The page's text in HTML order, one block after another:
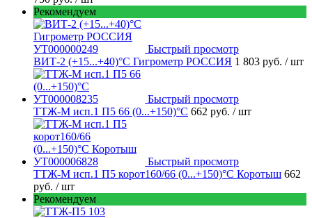
Рекомендуем
Быстрый просмотр
ВИТ-2 (+15...+40)°С Гигрометр РОССИЯ 1 803 руб. / шт
Быстрый просмотр
ТТЖ-М исп.1 П5 66 (0...+150)°С 662 руб. / шт
Быстрый просмотр
ТТЖ-М исп.1 П5 корот160/66 (0...+150)°С Коротыш 662
руб. / шт
Рекомендуем